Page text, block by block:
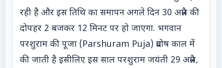
रही है और इस तिथि का समापन अगले दिन 30 अप्रैल की
दोपहर 2 बजकर 12 मिनट पर हो जाएगा. भगवान
परशुराम की पूजा (Parshuram Puja) प्रदोष काल में
की जाती है इसीलिए इस साल परशुराम जयंती 29 अप्रैल,